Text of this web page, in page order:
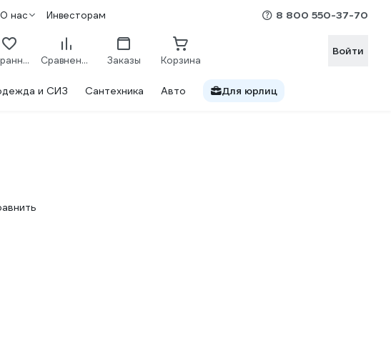
О нас Инвесторам 8 800 550-37-70
Избранное Сравнение Заказы Корзина
Войти
и СИЗ Сантехника Авто Для юрлиц